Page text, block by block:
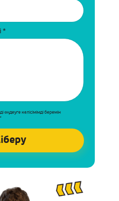
*
өңдеуге келісімімді беремін
*